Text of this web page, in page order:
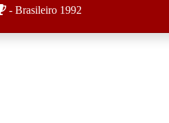
- Brasileiro 1992